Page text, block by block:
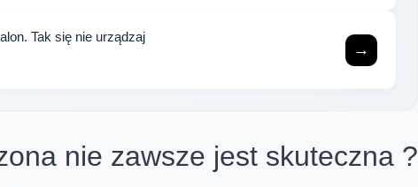
Tak się nie urządzaj
→
nie zawsze jest skuteczna ?